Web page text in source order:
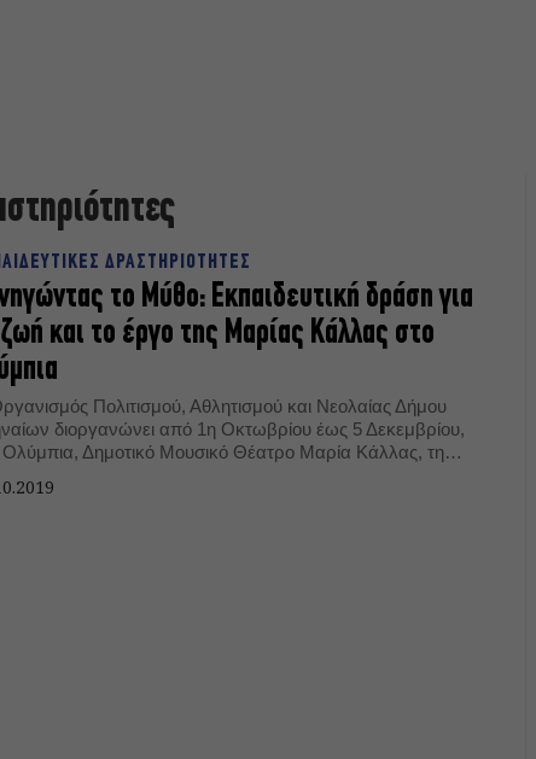
ΔΡΑΣΤΗΡΙΟΤΗΤΕΣ
το Μύθο: Εκπαιδευτική δράση για
και το έργο της Μαρίας Κάλλας στο
Πολιτισμού, Αθλητισμού και Νεολαίας Δήμου
διοργανώνει από 1η Οκτωβρίου έως 5 Δεκεμβρίου,
Ολύμπια, Δημοτικό Μουσικό Θέατρο Μαρία Κάλλας, τη
για μαθητές ηλικίας 5 έως 11 ετών.